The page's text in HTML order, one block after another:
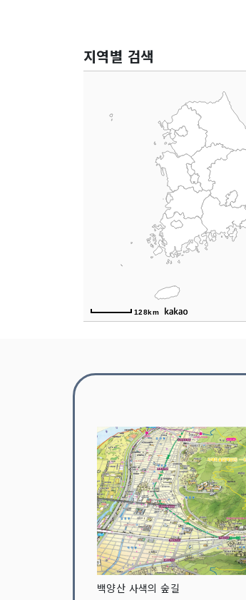
지역별 검색
128km
백양산 사색의 숲길